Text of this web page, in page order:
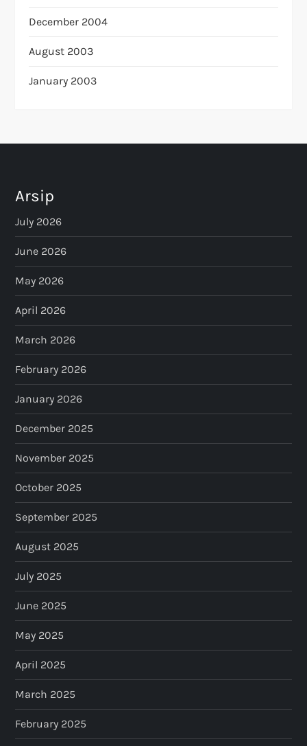
December 2004
August 2003
January 2003
Arsip
July 2026
June 2026
May 2026
April 2026
March 2026
February 2026
January 2026
December 2025
November 2025
October 2025
September 2025
August 2025
July 2025
June 2025
May 2025
April 2025
March 2025
February 2025